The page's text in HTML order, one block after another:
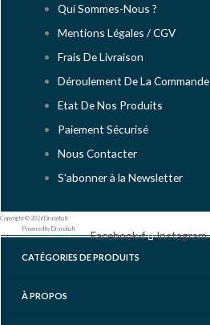
Qui Sommes-Nous ?
Mentions Légales / CGV
Frais De Livraison
Déroulement De La Commande
Etat De Nos Produits
Paiement Sécurisé
Nous Contacter
S'abonner à la Newsletter
Copyright © 2026 Dracobalt
Powered by Dracobalt
Facebook-f Instagram
CATÉGORIES DE PRODUITS
À PROPOS